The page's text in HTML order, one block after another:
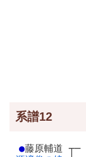
系譜12
●藤原輔道 ┬─